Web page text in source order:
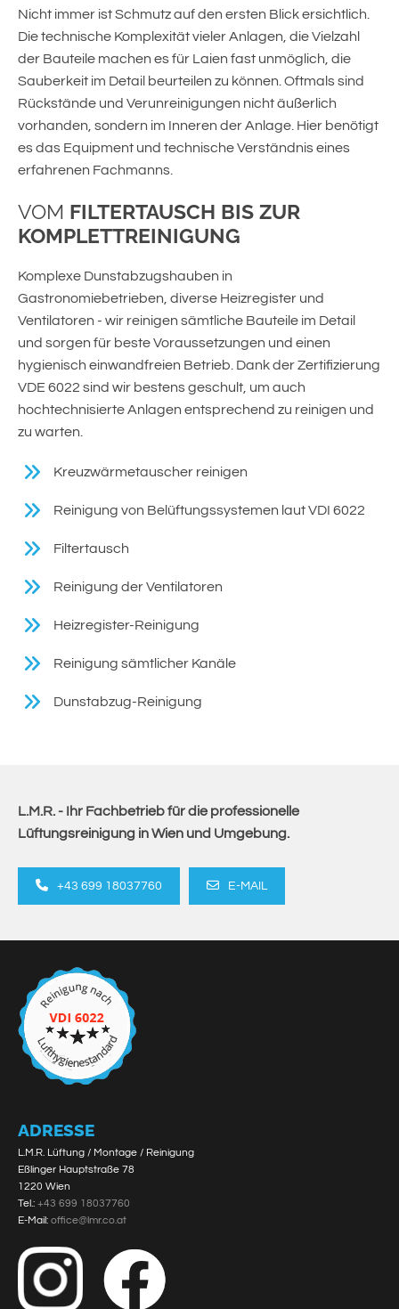
Nicht immer ist Schmutz auf den ersten Blick ersichtlich.
Die technische Komplexität vieler Anlagen, die Vielzahl
der Bauteile machen es für Laien fast unmöglich, die
Sauberkeit im Detail beurteilen zu können. Oftmals sind
Rückstände und Verunreinigungen nicht äußerlich
vorhanden, sondern im Inneren der Anlage. Hier benötigt
es das Equipment und technische Verständnis eines
erfahrenen Fachmanns.
VOM FILTERTAUSCH BIS ZUR
KOMPLETTREINIGUNG
Komplexe Dunstabzugshauben in
Gastronomiebetrieben, diverse Heizregister und
Ventilatoren - wir reinigen sämtliche Bauteile im Detail
und sorgen für beste Voraussetzungen und einen
hygienisch einwandfreien Betrieb. Dank der Zertifizierung
VDE 6022 sind wir bestens geschult, um auch
hochtechnisierte Anlagen entsprechend zu reinigen und
zu warten.
Kreuzwärmetauscher reinigen
Reinigung von Belüftungssystemen laut VDI 6022
Filtertausch
Reinigung der Ventilatoren
Heizregister-Reinigung
Reinigung sämtlicher Kanäle
Dunstabzug-Reinigung
L.M.R. - Ihr Fachbetrieb für die professionelle
Lüftungsreinigung in Wien und Umgebung.
+43 699 18037760 E-MAIL
ADRESSE
L.M.R. Lüftung / Montage / Reinigung
Eßlinger Hauptstraße 78
1220 Wien
Tel.: +43 699 18037760
E-Mail: office@lmr.co.at